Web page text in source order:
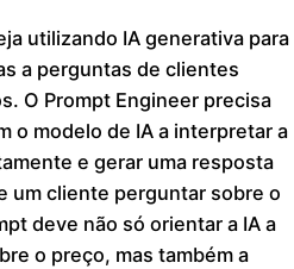
utilizando IA generativa para
a perguntas de clientes
O Prompt Engineer precisa
o modelo de IA a interpretar a
e gerar uma resposta
um cliente perguntar sobre o
deve não só orientar a IA a
o preço, mas também a